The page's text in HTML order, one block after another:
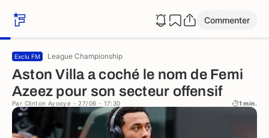
Commenter
Exclu FM League Championship
Aston Villa a coché le nom de Femi
Azeez pour son secteur offensif
Par Clinton Ayooye - 27/06 - 17:30 1 min.